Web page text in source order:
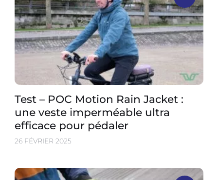
Test – POC Motion Rain Jacket :
une veste imperméable ultra
efficace pour pédaler
26 FÉVRIER 2025